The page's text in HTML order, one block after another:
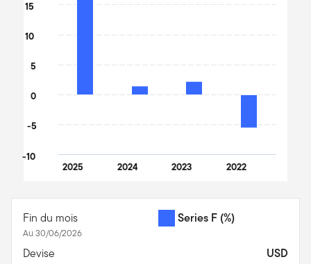
2025 2024 2023 2022
-10
-5
0
5
10
15
Fin du mois
Au 30/06/2026
Series F (%)
Devise
USD